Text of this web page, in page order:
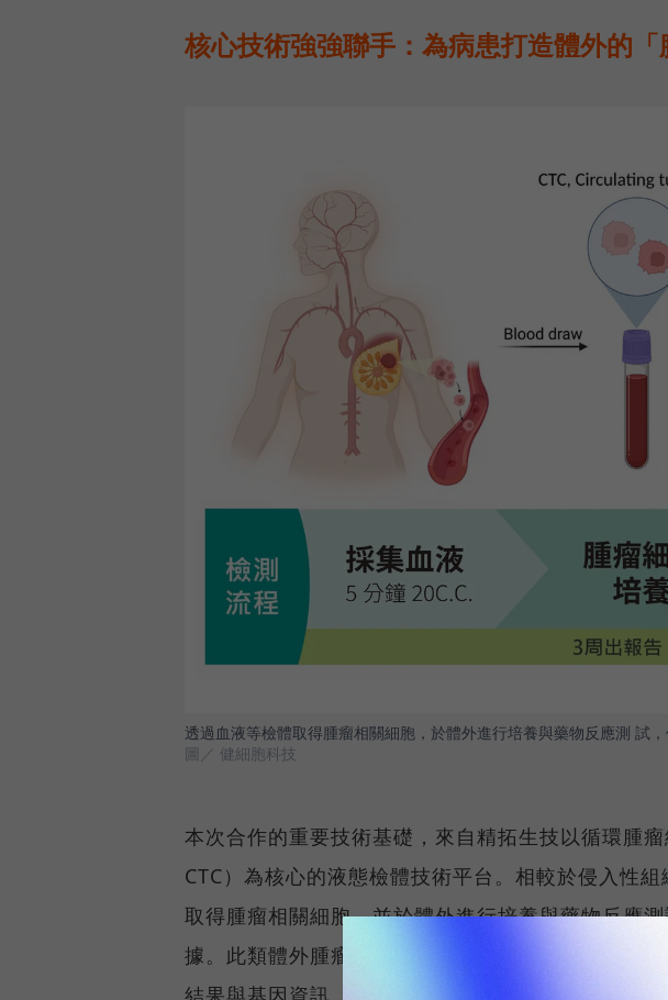
核心技術強強聯手：為病患打造體外的「
透過血液等檢體取得腫瘤相關細胞，於體外進行培養與藥物反應測 試
圖／ 健細胞科技
本次合作的重要技術基礎，來自精拓生技以循環
CTC）為核心的液態檢體技術平台。相較於侵入性
取得腫瘤相關細胞，並於體外進行培養與藥物反應
據。此類體外腫瘤模型有助於醫療團隊從病患自身
結果與基因資訊，提升後續治療討論的依據完整性。